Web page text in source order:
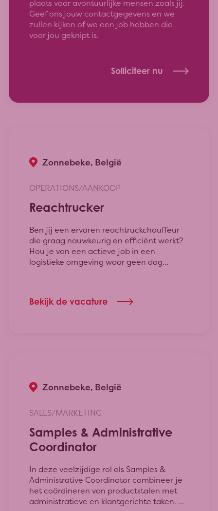
plaats voor avontuurlijke mensen zoals jij.
Geef ons jouw contactgegevens en we
zullen kijken of we een job hebben die
voor jou geknipt is.
Solliciteer nu
Zonnebeke, België
OPERATIONS/AANKOOP
Reachtrucker
Ben jij een ervaren reachtruckchauffeur
die graag nauwkeurig en efficiënt werkt?
Hou je van een actieve job in een
logistieke omgeving waar geen dag
Bekijk de vacature
Zonnebeke, België
SALES/MARKETING
Samples & Administrative
Coordinator
In deze veelzijdige rol als Samples &
Administrative Coordinator combineer je
het coördineren van productstalen met
administratieve en klantgerichte taken. Dit